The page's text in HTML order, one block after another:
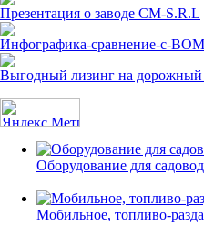
Презентация о заводе CM-S.R.L
Инфографика-сравнение-с-ВОМ
Выгодный лизинг на
Оборудование для
Мобильное, топливо-